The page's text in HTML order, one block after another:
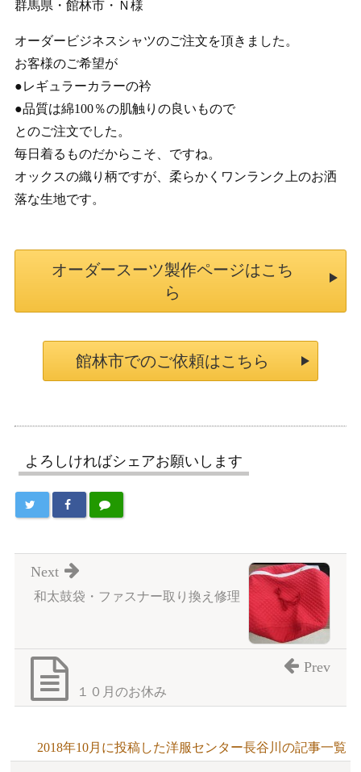
群馬県・館林市・Ｎ様
オーダービジネスシャツのご注文を頂きました。
お客様のご希望が
●レギュラーカラーの衿
●品質は綿100％の肌触りの良いもので
とのご注文でした。
毎日着るものだからこそ、ですね。
オックスの織り柄ですが、柔らかくワンランク上のお洒
落な生地です。
オーダースーツ製作ページはこち
ら
館林市でのご依頼はこちら
よろしければシェアお願いします
和太鼓袋・ファスナー取り換え修理
Next
１０月のお休み
Prev
2018年10月に投稿した洋服センター長谷川の記事一覧